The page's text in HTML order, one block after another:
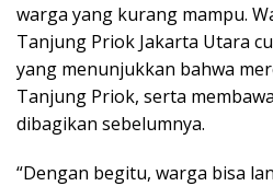
warga yang kurang mampu.
Tanjung Priok Jakarta Utara
yang menunjukkan bahwa
Tanjung Priok, serta
dibagikan sebelumnya.
“Dengan begitu, warga bisa